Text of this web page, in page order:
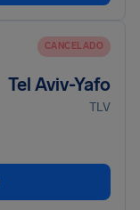
CANCELADO
Tel Aviv-Yafo
TLV